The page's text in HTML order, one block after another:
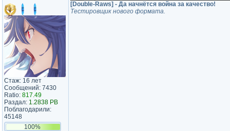
Стаж: 16 лет
Сообщений: 7430
Ratio: 817.49
Раздал: 1.2838 PB
Поблагодарили:
45148
100%
[Double-Raws] - Да начнётся война за качество!
Тестировщик нового формата.